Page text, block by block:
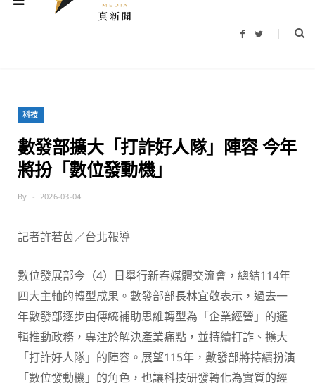
F
b
T
t
科技
數發部擴大「打詐好人隊」陣容 今年
將扮「數位發動機」
By 2026-03-04
記者許若茵／台北報導
數位發展部今（4）日舉行新春媒體交流會，總結114年
四大主軸的轉型成果。數發部部長林宜敬表示，過去一
年數發部逐步由傳統補助思維轉型為「企業經營」的邏
輯推動政務，專注於解決產業痛點，並持續打詐、擴大
「打詐好人隊」的陣容。展望115年，數發部將持續扮演
「數位發動機」的角色，也讓科技研發轉化為實質的經